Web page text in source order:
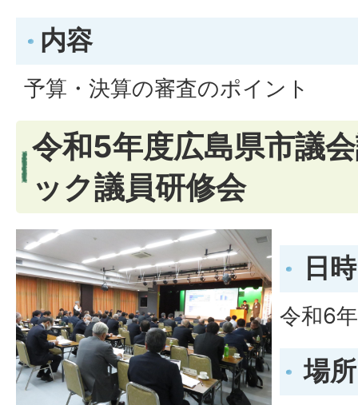
内容
予算・決算の審査のポイント
令和5年度広島県市議
ック議員研修会
日時
令和6
場所